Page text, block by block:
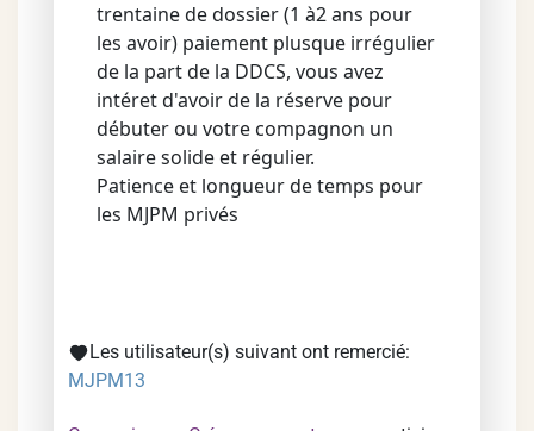
trentaine de dossier (1 à2 ans pour
les avoir) paiement plusque irrégulier
de la part de la DDCS, vous avez
intéret d'avoir de la réserve pour
débuter ou votre compagnon un
salaire solide et régulier.
Patience et longueur de temps pour
les MJPM privés
Les utilisateur(s) suivant ont remercié:
MJPM13